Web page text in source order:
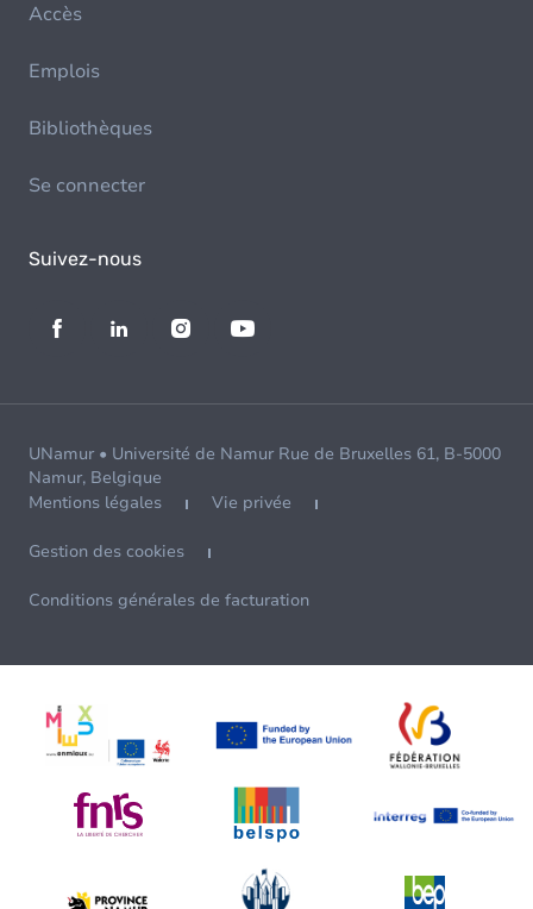
Accès
Emplois
Bibliothèques
Se connecter
Suivez-nous
UNamur • Université de Namur Rue de Bruxelles 61, B-5000
Namur, Belgique
Mentions légales
Vie privée
Gestion des cookies
Conditions générales de facturation